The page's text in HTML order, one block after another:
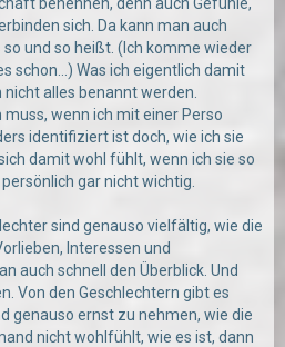
von xDinobonesx stolpern
sich. Da kann man auch
und so heißt. (Ich komme wieder
schon...) Was ich eigentlich damit
alles benannt werden.
muss, wenn ich mit einer Perso
identifiziert ist doch, wie ich sie
damit wohl fühlt, wenn ich sie so
gar nicht wichtig.
sind genauso vielfältig, wie die
Interessen und
auch schnell den Überblick. Und
Von den Geschlechtern gibt es
genauso ernst zu nehmen, wie die
nicht wohlfühlt, wie es ist, dann